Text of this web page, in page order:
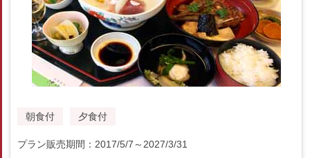
朝食付 夕食付
プラン販売期間：2017/5/7～2027/3/31